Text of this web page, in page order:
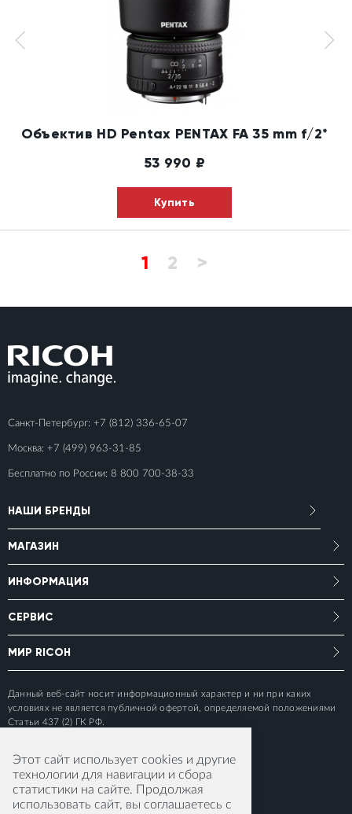
Объектив HD Pentax PENTAX FA 35 mm f/2*
53 990 ₽
Купить
1 2 >
Санкт-Петербург: +7 (812) 336-65-07
Москва: +7 (499) 963-31-85
Бесплатно по России: 8 800 700-38-33
НАШИ БРЕНДЫ
МАГАЗИН
ИНФОРМАЦИЯ
СЕРВИС
МИР RICOH
Данный веб-сайт носит информационный характер и ни при каких
условиях не является публичной офертой, определяемой положениями
Статьи 437 (2) ГК РФ.
Этот сайт использует cookies и другие
технологии для навигации и сбора
статистики на сайте. Продолжая
использовать сайт, вы соглашаетесь с